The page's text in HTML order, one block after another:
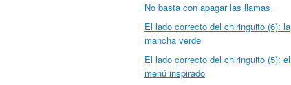
No basta con apagar las llamas
El lado correcto del chiringuito (6): la
mancha verde
El lado correcto del chiringuito (5): el
menú inspirado